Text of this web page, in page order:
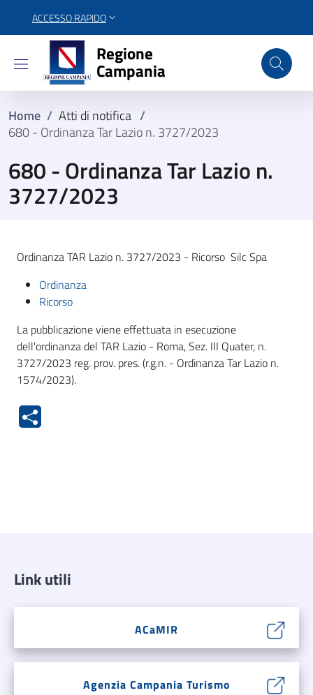
ACCESSO RAPIDO
Regione Campania
Regione
Campania
Home / Atti di notifica /
680 - Ordinanza Tar Lazio n. 3727/2023
680 - Ordinanza Tar Lazio n.
3727/2023
Ordinanza TAR Lazio n. 3727/2023 - Ricorso Silc Spa
Ordinanza
Ricorso
La pubblicazione viene effettuata in esecuzione
dell'ordinanza del TAR Lazio - Roma, Sez. III Quater, n.
3727/2023 reg. prov. pres. (r.g.n. - Ordinanza Tar Lazio n.
1574/2023).
Link utili
ACaMIR
Agenzia Campania Turismo